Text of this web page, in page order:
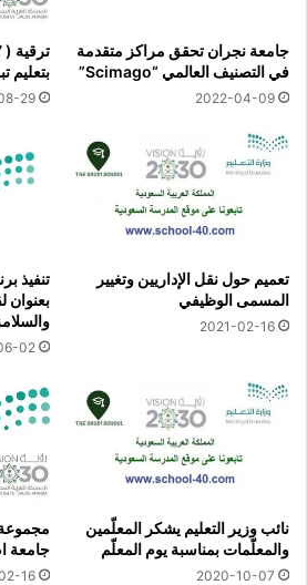
جامعة نجران تحقق مراكز متقدمة
في التصنيف العالمي “Scimago”
2022-04-09
بتعليم
29
تعميم حول نقل الإداريين وتغيير
المسمى الوظيفي
2021-02-16
تنفيذ
بعنوان
02
نائب وزير التعليم يشكر المعلّمين
والمعلّمات بمناسبة يوم المعلّم
2020-10-07
جامعة
16